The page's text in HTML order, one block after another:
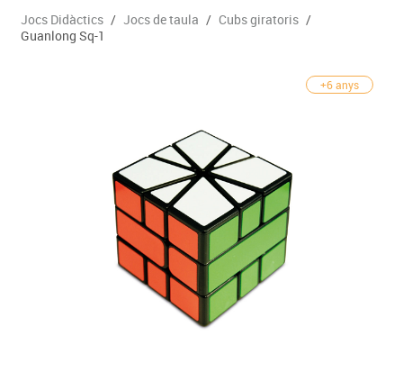
Jocs Didàctics / Jocs de taula / Cubs giratoris /
Guanlong Sq-1
+6 anys